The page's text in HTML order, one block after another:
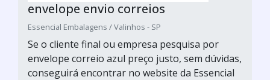
envelope envio correios
Essencial Embalagens / Valinhos - SP
Se o cliente final ou empresa pesquisa por
envelope correio azul preço justo, sem dúvidas,
conseguirá encontrar no website da Essencial